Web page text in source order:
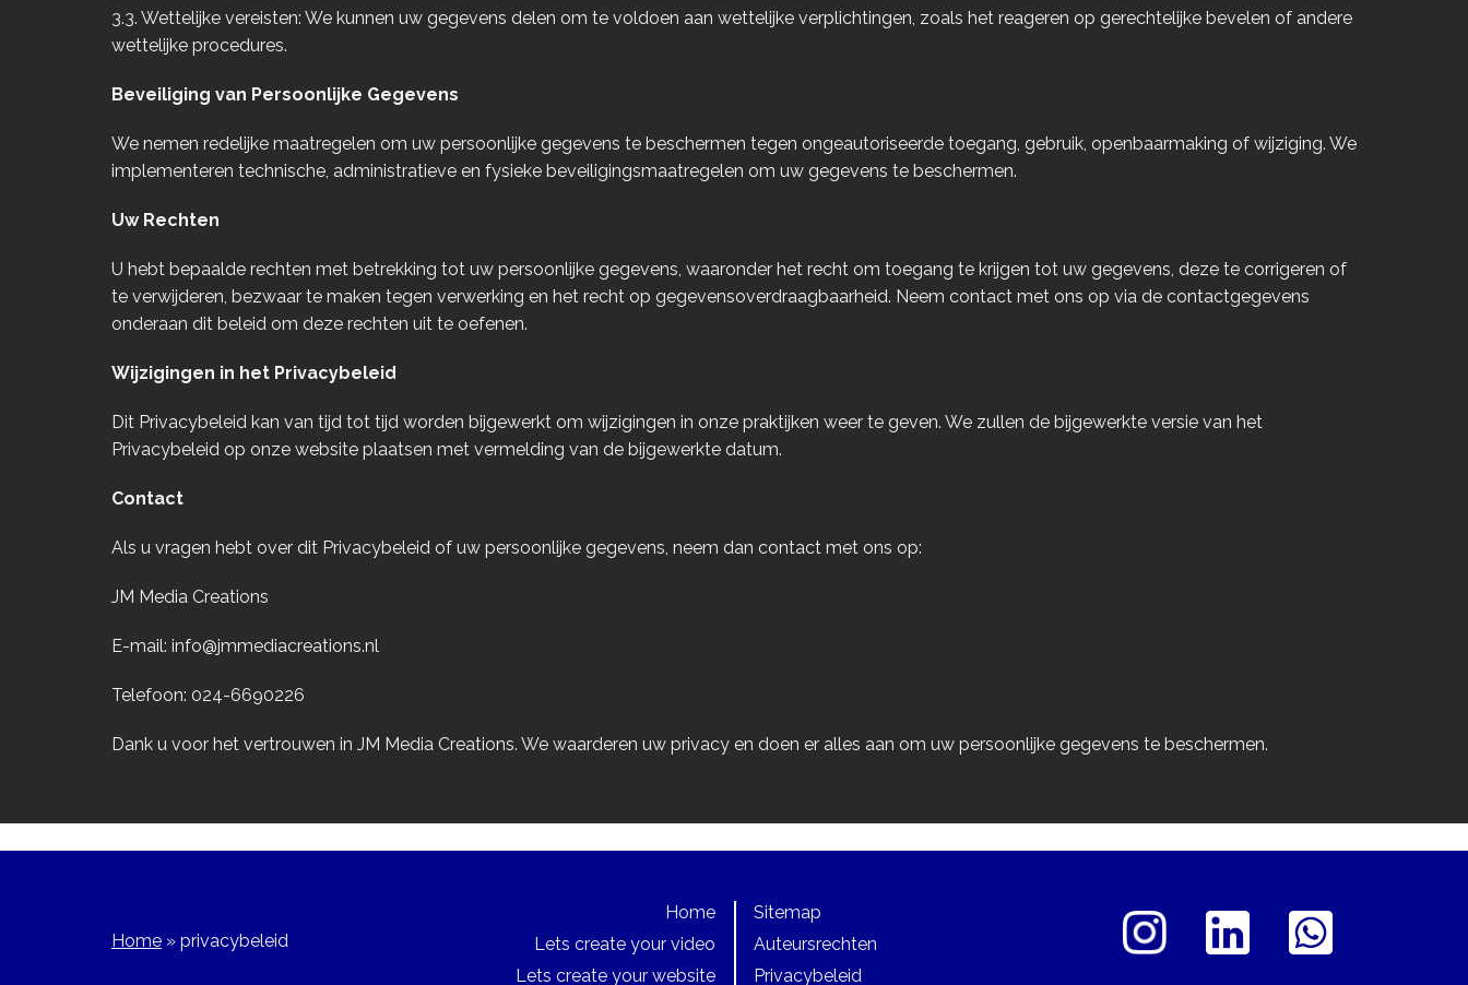
3.3. Wettelijke vereisten: We kunnen uw gegevens delen om te voldoen aan wettelijke verplichtingen, zoals het reageren op gerechtelijke bevelen of andere
wettelijke procedures.
Beveiliging van Persoonlijke Gegevens
We nemen redelijke maatregelen om uw persoonlijke gegevens te beschermen tegen ongeautoriseerde toegang, gebruik, openbaarmaking of wijziging. We
implementeren technische, administratieve en fysieke beveiligingsmaatregelen om uw gegevens te beschermen.
Uw Rechten
U hebt bepaalde rechten met betrekking tot uw persoonlijke gegevens, waaronder het recht om toegang te krijgen tot uw gegevens, deze te corrigeren of
te verwijderen, bezwaar te maken tegen verwerking en het recht op gegevensoverdraagbaarheid. Neem contact met ons op via de contactgegevens
onderaan dit beleid om deze rechten uit te oefenen.
Wijzigingen in het Privacybeleid
Dit Privacybeleid kan van tijd tot tijd worden bijgewerkt om wijzigingen in onze praktijken weer te geven. We zullen de bijgewerkte versie van het
Privacybeleid op onze website plaatsen met vermelding van de bijgewerkte datum.
Contact
Als u vragen hebt over dit Privacybeleid of uw persoonlijke gegevens, neem dan contact met ons op:
JM Media Creations
E-mail: info@jmmediacreations.nl
Telefoon: 024-6690226
Dank u voor het vertrouwen in JM Media Creations. We waarderen uw privacy en doen er alles aan om uw persoonlijke gegevens te beschermen.
Home » privacybeleid
Home
Sitemap
Auteursrechten
Lets create your video
Privacybeleid
Lets create your website